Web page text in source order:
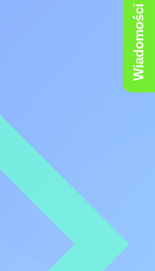
Wiadomości